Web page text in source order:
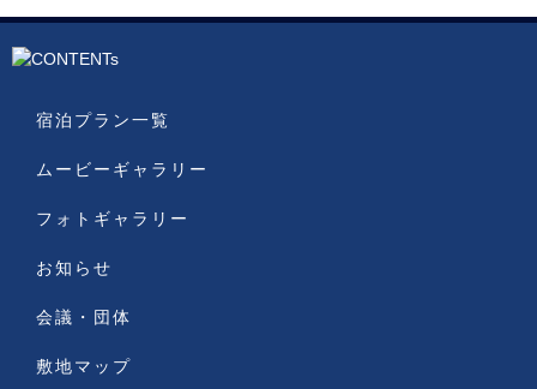
宿泊プラン一覧
ムービーギャラリー
フォトギャラリー
お知らせ
会議・団体
敷地マップ